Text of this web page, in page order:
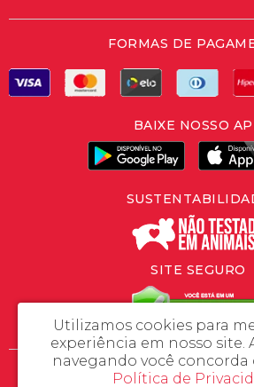
FORMAS DE
BAIXE NOSSO
SITE SEGURO
SLV Importação e Exportação - CNPJ:
Utilizamos cookies para
experiência em nosso site.
navegando você concorda
Política de